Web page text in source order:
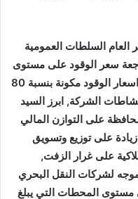
العام السلطات العمومية
سعر الوقود على مستوى
محطات التوزيع”, مشيرا الى ان تركيبة اسعار الوقود مكونة بنسبة 80
الشركة, ابرز السيد
على التوازن المالي
على توزيع وتسويق
على غرار الزفت,
لشركات النقل البحري
المحطات التي يبلغ